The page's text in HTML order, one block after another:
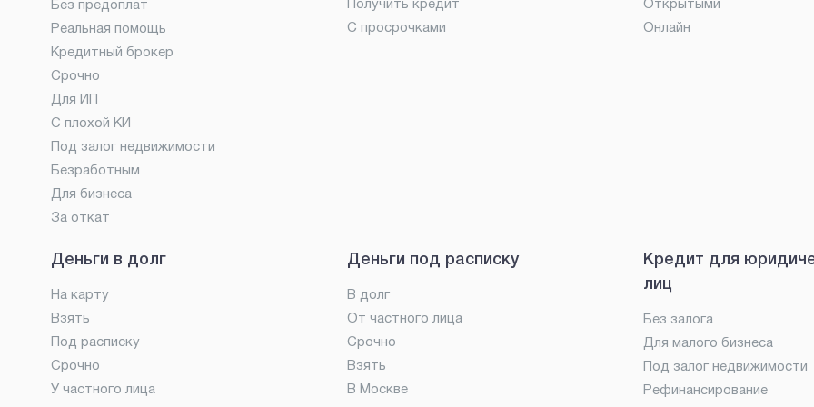
Без предоплат
Реальная помощь
Кредитный брокер
Срочно
Для ИП
С плохой КИ
Под залог недвижимости
Безработным
Для бизнеса
За откат
Получить кредит
С просрочками
Открытыми
Онлайн
Деньги в долг
На карту
Взять
Под расписку
Срочно
У частного лица
Деньги под расписку
В долг
От частного лица
Срочно
Взять
В Москве
Кредит для
лиц
Без залога
Для малого бизнеса
Под залог недвижимости
Рефинансирование